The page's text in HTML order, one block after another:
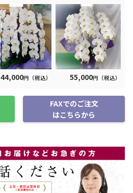
44,000円（税込） 55,000円（税込）
FAXでのご注文
はこちらから